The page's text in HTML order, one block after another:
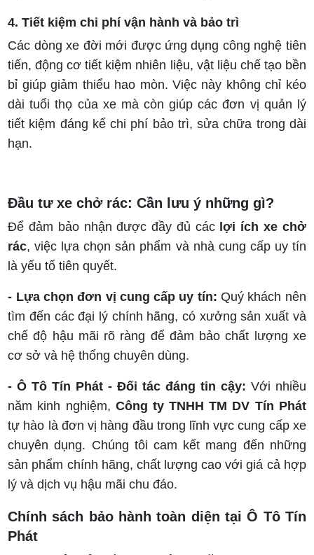
4. Tiết kiệm chi phí vận hành và bảo trì
Các dòng xe đời mới được ứng dụng công nghệ tiên
tiến, động cơ tiết kiệm nhiên liệu, vật liệu chế tạo bền
bỉ giúp giảm thiểu hao mòn. Việc này không chỉ kéo
dài tuổi thọ của xe mà còn giúp các đơn vị quản lý
tiết kiệm đáng kể chi phí bảo trì, sửa chữa trong dài
hạn.
Đầu tư xe chở rác: Cần lưu ý những gì?
Để đảm bảo nhận được đầy đủ các lợi ích xe chở
rác, việc lựa chọn sản phẩm và nhà cung cấp uy tín
là yếu tố tiên quyết.
- Lựa chọn đơn vị cung cấp uy tín: Quý khách nên
tìm đến các đại lý chính hãng, có xưởng sản xuất và
chế độ hậu mãi rõ ràng để đảm bảo chất lượng xe
cơ sở và hệ thống chuyên dùng.
- Ô Tô Tín Phát - Đối tác đáng tin cậy: Với nhiều
năm kinh nghiệm, Công ty TNHH TM DV Tín Phát
tự hào là đơn vị hàng đầu trong lĩnh vực cung cấp xe
chuyên dụng. Chúng tôi cam kết mang đến những
sản phẩm chính hãng, chất lượng cao với giá cả hợp
lý và dịch vụ hậu mãi chu đáo.
Chính sách bảo hành toàn diện tại Ô Tô Tín
Phát